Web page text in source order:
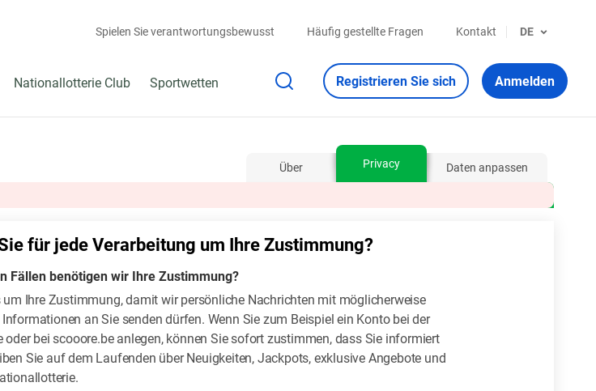
Spielen Sie verantwortungsbewusst Häufig gestellte Fragen Kontakt DE
Nationallotterie Club Sportwetten Registrieren Sie sich Anmelden
Über Privacy
Daten anpassen
für jede Verarbeitung um Ihre Zustimmung?
Fällen benötigen wir Ihre Zustimmung?
um Ihre Zustimmung, damit wir persönliche Nachrichten mit möglicherweise
an Sie senden dürfen. Wenn Sie zum Beispiel ein Konto bei der
oder bei scooore.be anlegen, können Sie sofort zustimmen, dass Sie informiert
Sie auf dem Laufenden über Neuigkeiten, Jackpots, exklusive Angebote und